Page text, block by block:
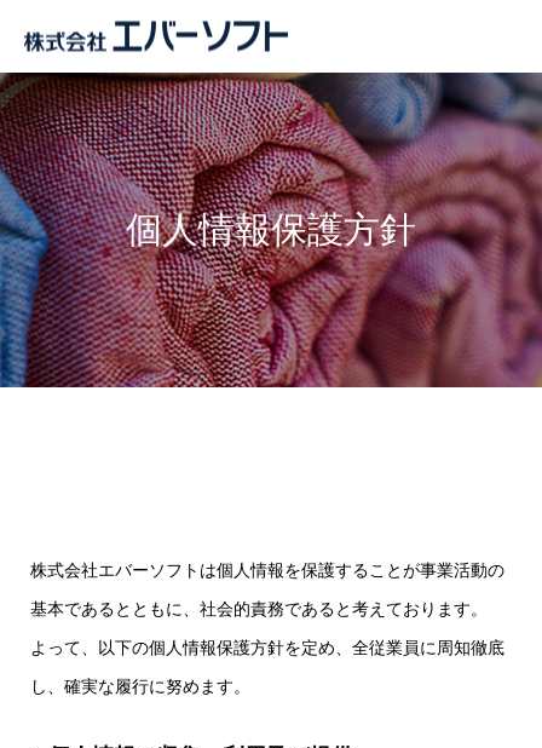
個人情報保護方針
株式会社エバーソフトは個人情報を保護することが事業活動の
基本であるとともに、社会的責務であると考えております。
よって、以下の個人情報保護方針を定め、全従業員に周知徹底
し、確実な履行に努めます。